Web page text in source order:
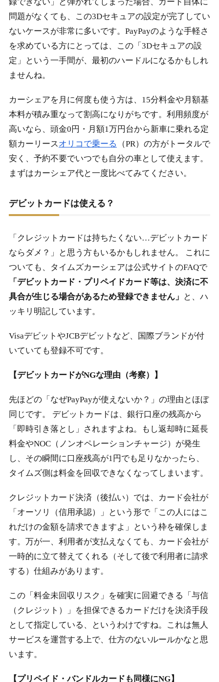
問題がなくても、この3Dセキュアの設定が完了してい
ないケースが非常に多いです。PayPayのような手軽さ
を求めている方にとっては、この「3Dセキュアの設
定」という一手間が、最初のハードルになるかもしれ
ませんね。
カーシェアを月に何度も使う方は、15分料金や月額基
本料が積み重なって割高になりがちです。利用頻度が
高いなら、頭金0円・月額1万円台から新車に乗れる定
額カーリースオリコで乗ーる
（PR）の方がトータルで
安く、予約不要でいつでも自分の車として使えます。
まずはカーシェア代と一度比べてみてください。
デビットカードは使える？
「クレジットカードは持ちたくない…デビットカード
ならダメ？」と思う方もいるかもしれません。 これに
ついても、タイムズカーシェアは公式サイトのFAQで
「デビットカード・プリペイドカード等は、決済に不
具合が生じる場合があるため登録できません」
と、ハ
ッキリ明記しています。
VisaデビットやJCBデビットなど、国際ブランドが付
いていても登録不可です。
【デビットカードがNGな理由（考察）】
先ほどの「なぜPayPayが使えないか？」の理由とほぼ
同じです。 デビットカードは、銀行口座の残高から
「即時引き落とし」されますよね。もし返却時に延長
料金やNOC（ノンオペレーションチャージ）が発生
し、その瞬間に口座残高が1円でも足りなかったら、
タイムズ側は料金を回収できなくなってしまいます。
クレジットカード決済（後払い）では、カード会社が
「オーソリ（信用承認）」という形で「この人にはこ
れだけの金額を請求できますよ」という枠を確保しま
す。万が一、利用者が支払えなくても、カード会社が
一時的に立て替えてくれる（そして後で利用者に請求
する）仕組みがあります。
この「料金未回収リスク」を確実に回避できる「与信
（クレジット）」を担保できるカードだけを決済手段
として指定している、というわけですね。これは無人
サービスを運営する上で、仕方のないルールかなと思
います。
【プリペイド・バンドルカードも同様にNG】